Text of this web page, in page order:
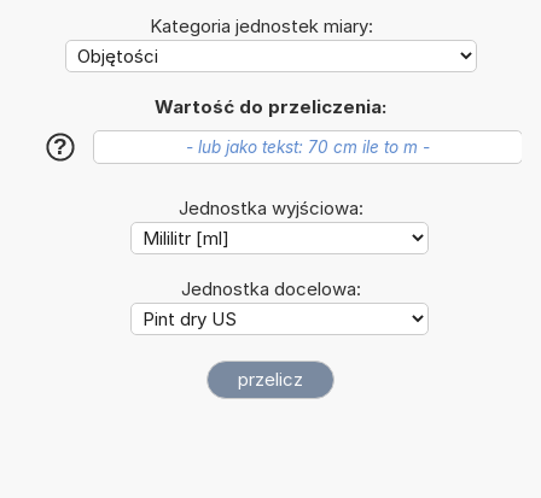
Kategoria jednostek miary:
Wartość do przeliczenia:
?
Jednostka wyjściowa:
Jednostka docelowa: